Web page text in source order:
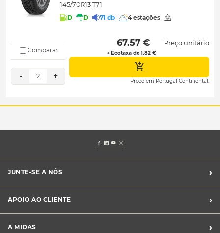
145/70R13 T71
D D 71 db 4 estações
Comparar
- 2 +
67.57 €
+ Ecotaxa de 1.82 €
Preço unitário
Preço em Portugal Continental.
JUNTE-SE A NÓS ›
Franchising Midas
APOIO AO CLIENTE ›
Livro de Reclamações
A MIDAS ›